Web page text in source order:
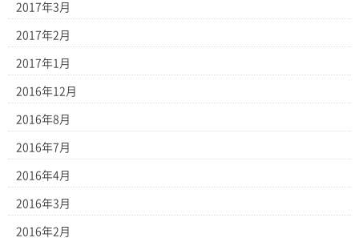
2017年3月
2017年2月
2017年1月
2016年12月
2016年8月
2016年7月
2016年4月
2016年3月
2016年2月